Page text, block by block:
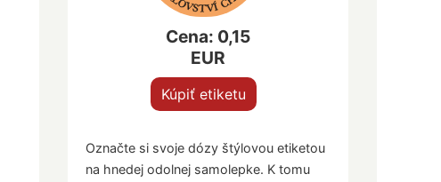
Cena: 0,15
EUR
Kúpiť etiketu
Označte si svoje dózy štýlovou etiketou
na hnedej odolnej samolepke. K tomu